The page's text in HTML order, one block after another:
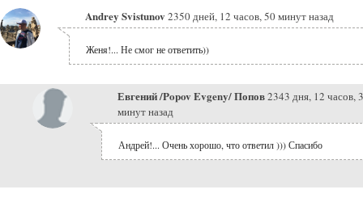
Andrey Svistunov 2350 дней, 12 часов, 50 минут назад
Женя!... Не смог не ответить))
Евгений /Popov Evgeny/ Попов2343 дня, 12 часов,
минут назад
Андрей!... Очень хорошо, что ответил ))) Спасибо